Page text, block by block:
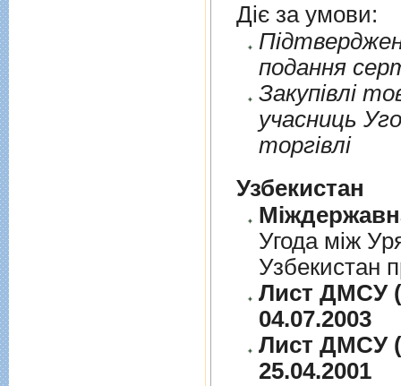
Діє за умови:
подання
Закупiвлi
учасниць
торгiвлi
Узбекистан
Угода між
Узбекистан
Лист ДМСУ
04.07.2003
Лист ДМСУ
25.04.2001